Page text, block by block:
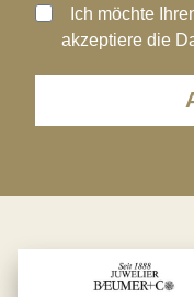
Ich möchte
akzeptiere die